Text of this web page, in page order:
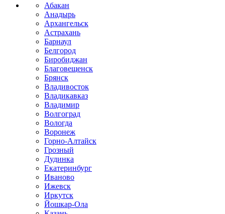
Абакан
Анадырь
Архангельск
Астрахань
Барнаул
Белгород
Биробиджан
Благовещенск
Брянск
Владивосток
Владикавказ
Владимир
Волгоград
Вологда
Воронеж
Горно-Алтайск
Грозный
Дудинка
Екатеринбург
Иваново
Ижевск
Иркутск
Йошкар-Ола